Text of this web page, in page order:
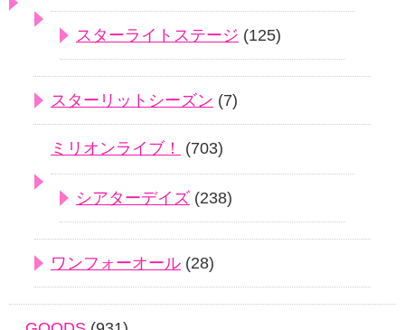
スターライトステージ (125)
スターリットシーズン (7)
ミリオンライブ！ (703)
シアターデイズ (238)
ワンフォーオール (28)